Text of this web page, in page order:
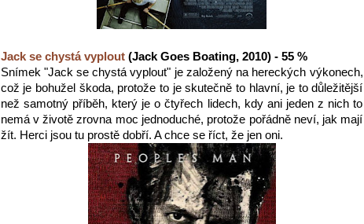
Jack se chystá vyplout(Jack Goes Boating, 2010) - 55 %
Snímek "Jack se chystá vyplout" je založený na hereckých výkonech,
což je bohužel škoda, protože to je skutečně to hlavní, je to důležitější
než samotný příběh, který je o čtyřech lidech, kdy ani jeden z nich to
nemá v životě zrovna moc jednoduché, protože pořádně neví, jak mají
žít. Herci jsou tu prostě dobří. A chce se říct, že jen oni.